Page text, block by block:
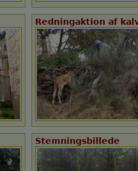
Redningaktion af
Stemningsbillede